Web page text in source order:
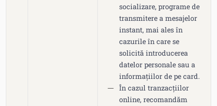
socializare, programe de
transmitere a mesajelor
instant, mai ales în
cazurile în care se
solicită introducerea
datelor personale sau a
informațiilor de pe card.
În cazul tranzacțiilor
online, recomandăm